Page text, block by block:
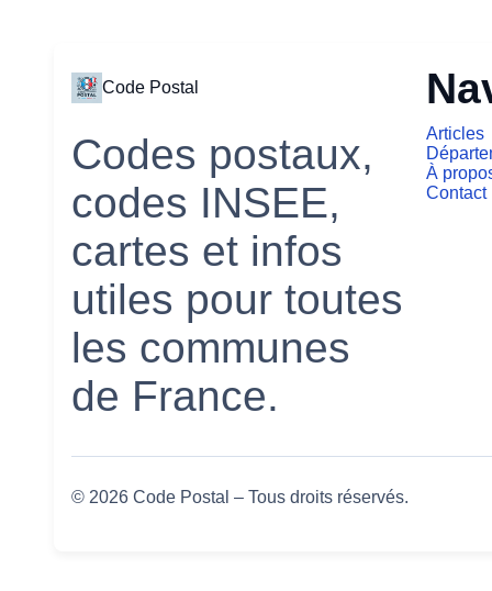
Code Postal
Codes postaux,
codes INSEE,
cartes et infos
utiles pour toutes
les communes
de France.
Articles
À
Contact
© 2026 Code Postal – Tous droits réservés.